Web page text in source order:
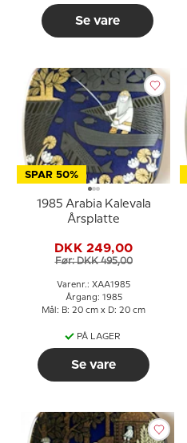
Se vare
SPAR 50%
1985 Arabia Kalevala
Årsplatte
DKK 249,00
Før: DKK 495,00
Varenr.: XAA1985
Årgang: 1985
Mål: B: 20 cm x D: 20 cm
PÅ LAGER
Se vare